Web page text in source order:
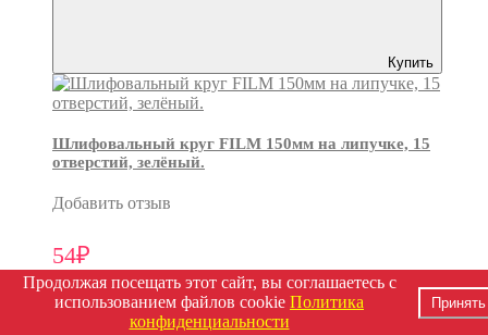
Купить
Шлифовальный круг FILM 150мм на липучке, 15
отверстий, зелёный.
Добавить отзыв
54₽
Продолжая посещать этот сайт, вы соглашаетесь с
использованием файлов cookie Политика
конфиденциальности
Принять